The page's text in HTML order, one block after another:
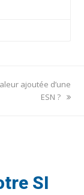
ajoutée d’une
ESN ?
SI